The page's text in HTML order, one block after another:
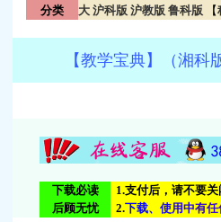
分类
大 沪科版 沪教版 鲁科版 【
【教学宝典】（湘
下载必读
后顾无忧
1.支付后，请不要
2.下载、 使用中有任